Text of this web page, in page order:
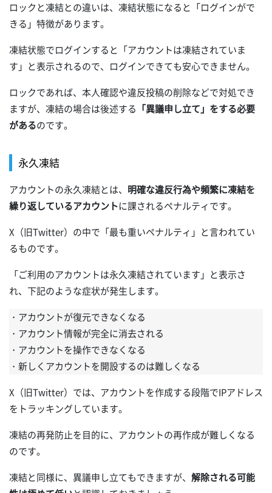
ロックと凍結との違いは、凍結状態になると「ログインがで
きる」特徴があります。
凍結状態でログインすると「アカウントは凍結されていま
す」と表示されるので、ログインできても安心できません。
ロックであれば、本人確認や違反投稿の削除などで対処でき
ますが、凍結の場合は後述する 「異議申し立て」をする必要
があるのです。
永久凍結
アカウントの永久凍結とは、 明確な違反行為や頻繁に凍結を
繰り返しているアカウントに課されるペナルティです。
X（旧Twitter）の中で「最も重いペナルティ」と言われてい
るものです。
「ご利用のアカウントは永久凍結されています」と表示さ
れ、下記のような症状が発生します。
・アカウントが復元できなくなる
・アカウント情報が完全に消去される
・アカウントを操作できなくなる
・新しくアカウントを開設するのは難しくなる
X（旧Twitter）では、アカウントを作成する段階でIPアドレス
をトラッキングしています。
凍結の再発防止を目的に、アカウントの再作成が難しくなる
のです。
凍結と同様に、異議申し立てもできますが、 解除される可能